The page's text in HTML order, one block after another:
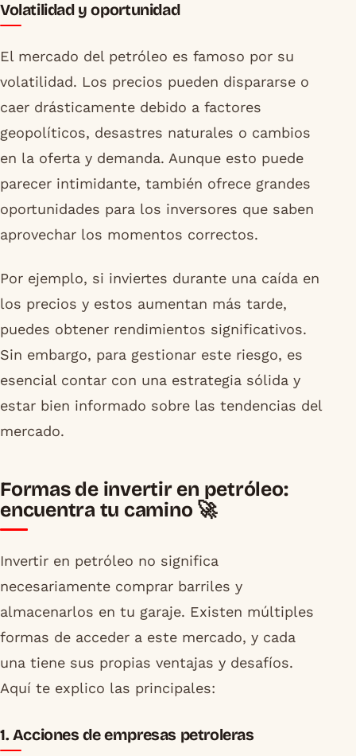
Volatilidad y oportunidad
El mercado del petróleo es famoso por su
volatilidad. Los precios pueden dispararse o
caer drásticamente debido a factores
geopolíticos, desastres naturales o cambios
en la oferta y demanda. Aunque esto puede
parecer intimidante, también ofrece grandes
oportunidades para los inversores que saben
aprovechar los momentos correctos.
Por ejemplo, si inviertes durante una caída en
los precios y estos aumentan más tarde,
puedes obtener rendimientos significativos.
Sin embargo, para gestionar este riesgo, es
esencial contar con una estrategia sólida y
estar bien informado sobre las tendencias del
mercado.
Formas de invertir en petróleo:
encuentra tu camino 🚀
Invertir en petróleo no significa
necesariamente comprar barriles y
almacenarlos en tu garaje. Existen múltiples
formas de acceder a este mercado, y cada
una tiene sus propias ventajas y desafíos.
Aquí te explico las principales:
1. Acciones de empresas petroleras